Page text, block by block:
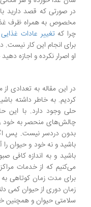
در صورتی که قصد دارید
مخصوص به همراه ظرف
چرا کهتغییر عادات
برای انجام این کار نیست.
او اصرار نکرده و اجازه
در این مقاله به تعدادی
کردیم. به خاطر داشته
حلی وجود دارد. با این
چالش‌های منحصر به خود
بدون دردسر نیست. پس
باشید و نه خود و حیوان را
باشید و به اندازه کافی
می‌کنیم که از خدمات
برای مدت زمان کوتاهی
زمان دوری از حیوان کمی
سلامتی حیوان و همچنین